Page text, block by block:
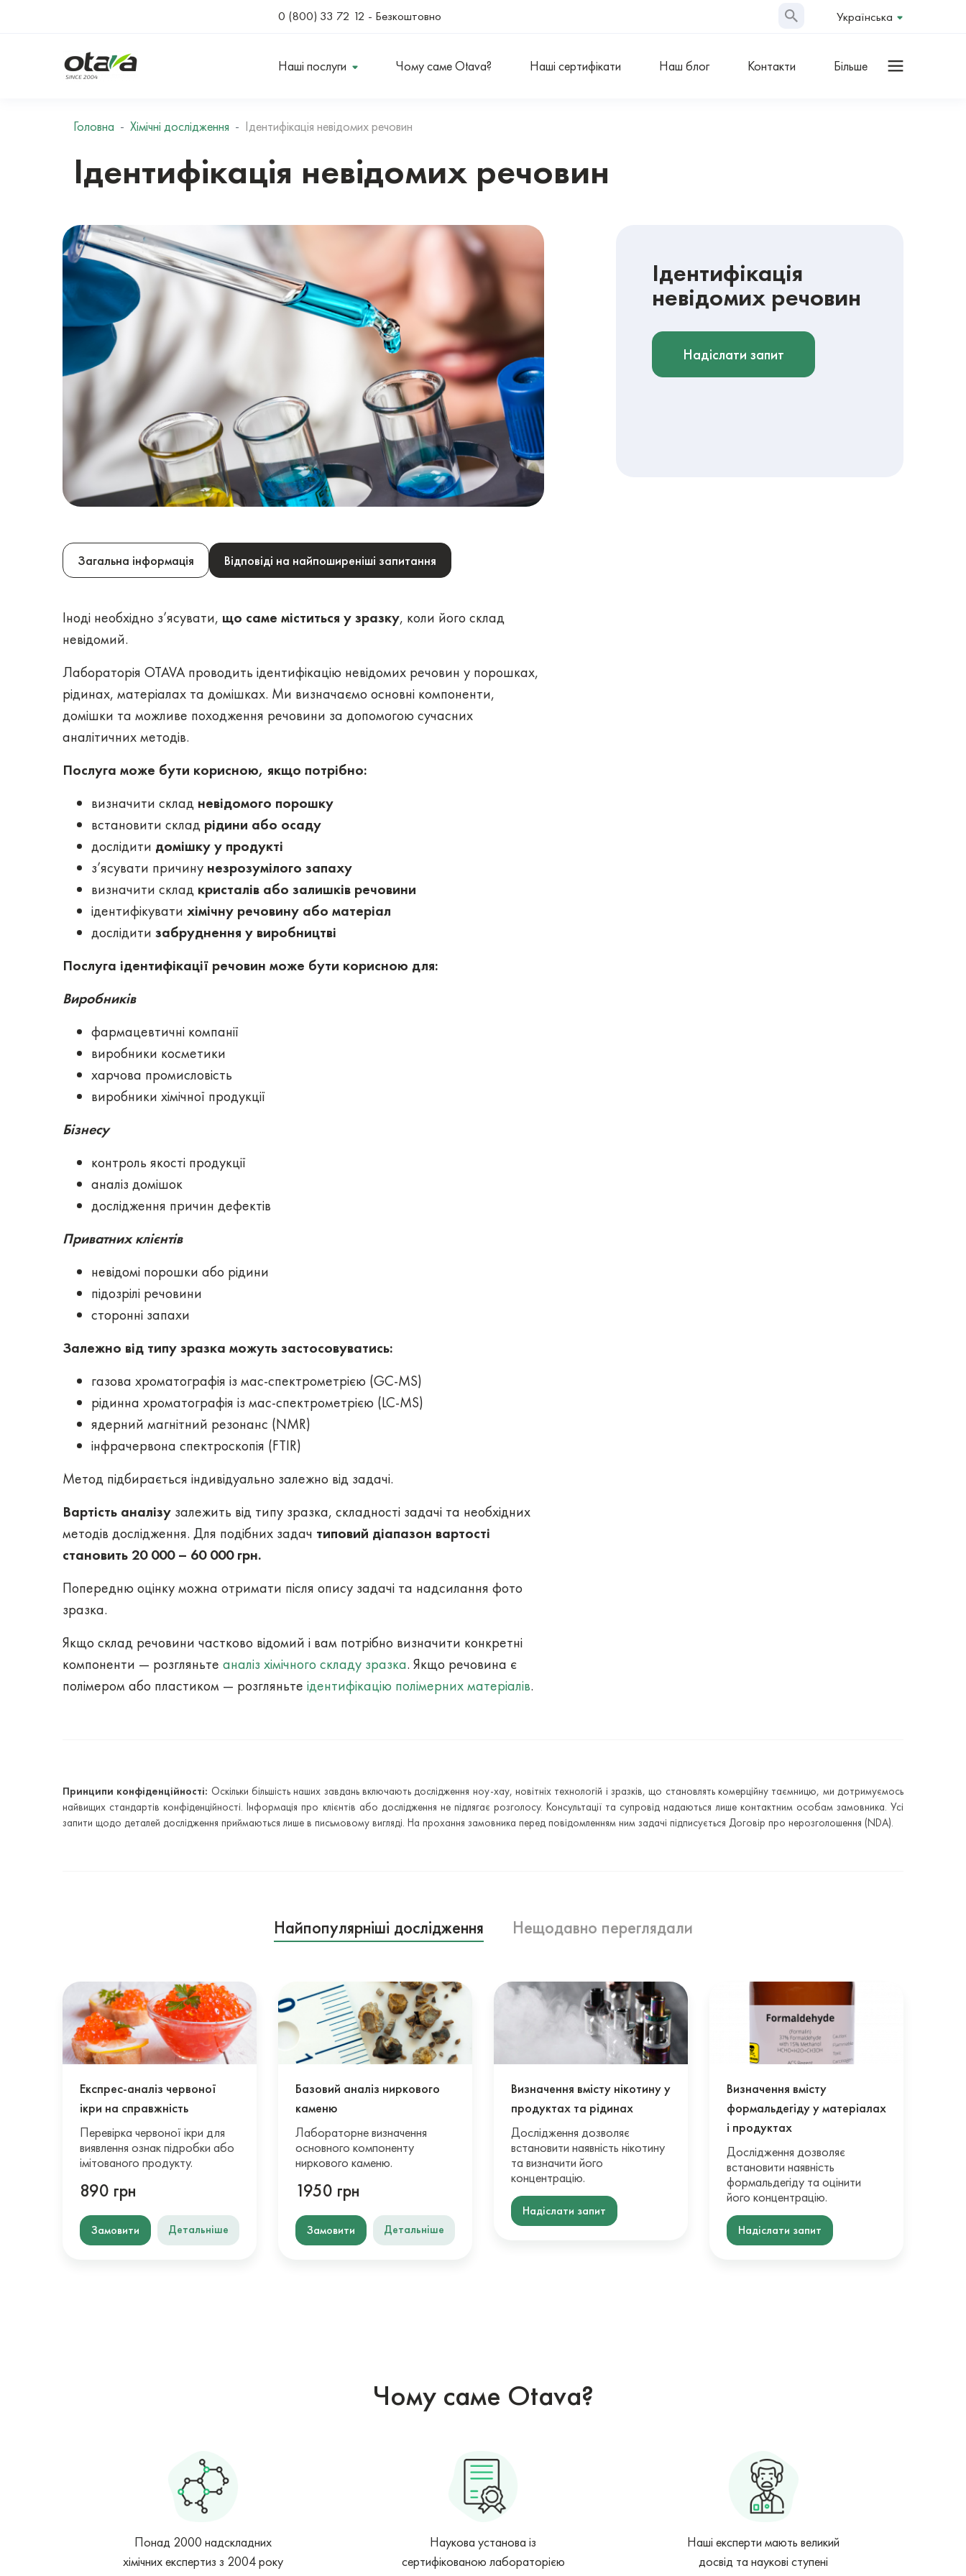
0 (800) 33 72 12 - Безкоштовно Українська
Наші послуги Чому саме Otava? Наші сертифікати Наш блог Контакти Більше
Головна Хімічні дослідження Ідентифікація невідомих речовин
Ідентифікація невідомих речовин
Загальна інформація Відповіді на найпоширеніші запитання
Іноді необхідно з’ясувати, що саме міститься у зразку, коли його склад
невідомий.
Лабораторія OTAVA проводить ідентифікацію невідомих речовин у порошках,
рідинах, матеріалах та домішках. Ми визначаємо основні компоненти,
домішки та можливе походження речовини за допомогою сучасних
аналітичних методів.
Послуга може бути корисною, якщо потрібно:
визначити склад невідомого порошку
встановити склад рідини або осаду
дослідити домішку у продукті
з’ясувати причину незрозумілого запаху
визначити склад кристалів або залишків речовини
ідентифікувати хімічну речовину або матеріал
дослідити забруднення у виробництві
Послуга ідентифікації речовин може бути корисною для:
Виробників
фармацевтичні компанії
виробники косметики
харчова промисловість
виробники хімічної продукції
Бізнесу
контроль якості продукції
аналіз домішок
дослідження причин дефектів
Приватних клієнтів
невідомі порошки або рідини
підозрілі речовини
сторонні запахи
Залежно від типу зразка можуть застосовуватись:
газова хроматографія із мас-спектрометрією (GC-MS)
рідинна хроматографія із мас-спектрометрією (LC-MS)
ядерний магнітний резонанс (NMR)
інфрачервона спектроскопія (FTIR)
Метод підбирається індивідуально залежно від задачі.
Вартість аналізу залежить від типу зразка, складності задачі та необхідних
методів дослідження. Для подібних задач типовий діапазон вартості
становить 20 000 – 60 000 грн.
Попередню оцінку можна отримати після опису задачі та надсилання фото
зразка.
Якщо склад речовини частково відомий і вам потрібно визначити конкретні
компоненти — розгляньте аналіз хімічного складу зразка. Якщо речовина є
полімером або пластиком — розгляньте ідентифікацію полімерних матеріалів.
Ідентифікація
невідомих речовин
Надіслати запит
Принципи конфіденційності: Оскільки більшість наших завдань включають дослідження ноу-хау, новітніх технологій і зразків, що становлять комерційну таємницю, ми дотримуємось
найвищих стандартів конфіденційності. Інформація про клієнтів або дослідження не підлягає розголосу. Консультації та супровід надаються лише контактним особам замовника. Усі
запити щодо деталей дослідження приймаються лише в письмовому вигляді. На прохання замовника перед повідомленням ним задачі підписується Договір про нерозголошення (NDA).
Найпопулярніші дослідження Нещодавно переглядали
Експрес-аналіз червоної
ікри на справжність
Перевірка червоної ікри для
виявлення ознак підробки або
імітованого продукту.
890 грн
Замовити Детальніше
Базовий аналіз ниркового
каменю
Лабораторне визначення
основного компоненту
ниркового каменю.
1950 грн
Замовити Детальніше
Визначення вмісту нікотину у
продуктах та рідинах
Дослідження дозволяє
встановити наявність нікотину
та визначити його
концентрацію.
Надіслати запит
Визначення вмісту
формальдегіду у матеріалах
і продуктах
Дослідження дозволяє
встановити наявність
формальдегіду та оцінити
його концентрацію.
Надіслати запит
Чому саме Otava?
Понад 2000 надскладних
хімічних експертиз з 2004 року
Наукова установа із
сертифікованою лабораторією
Наші експерти мають великий
досвід та наукові ступені